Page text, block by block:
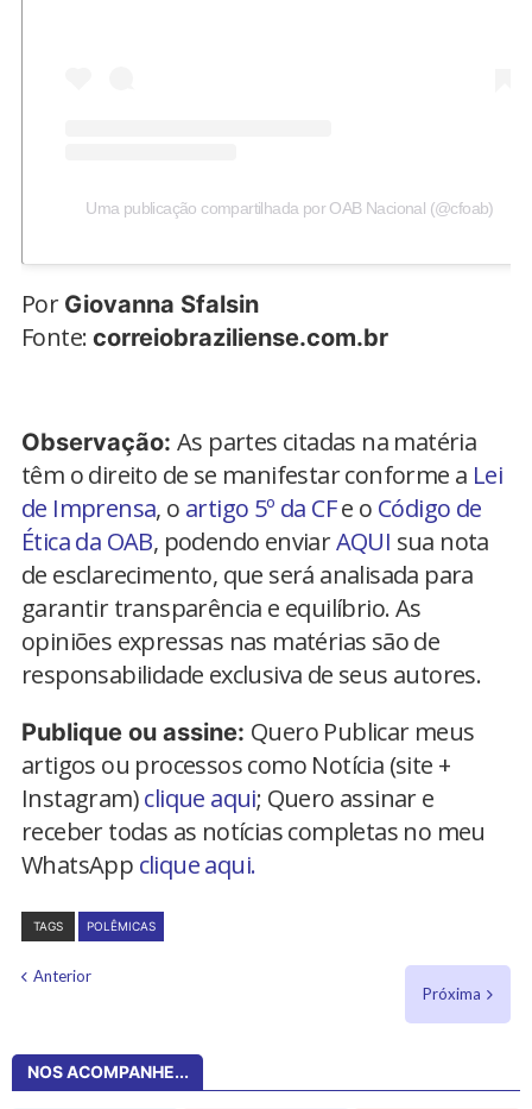
Uma publicação compartilhada por OAB Nacional (@cfoab)
Por Giovanna Sfalsin
Fonte: correiobraziliense.com.br
Observação: As partes citadas na matéria
têm o direito de se manifestar conforme a Lei
de Imprensa, o artigo 5º da CFe o Código de
Ética da OAB, podendo enviarAQUI sua nota
de esclarecimento, que será analisada para
garantir transparência e equilíbrio. As
opiniões expressas nas matérias são de
responsabilidade exclusiva de seus autores.
Publique ou assine: Quero Publicar meus
artigos ou processos como Notícia (site +
Instagram)clique aqui; Quero assinar e
receber todas as notícias completas no meu
WhatsApp clique aqui.
TAGS POLÊMICAS
Anterior
Próxima
NOS ACOMPANHE...